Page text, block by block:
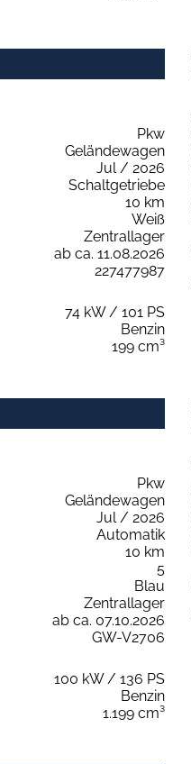
Pkw
Geländewagen
Jul / 2026
Schaltgetriebe
10 km
Weiß
Zentrallager
ab ca. 11.08.2026
227477987
74 kW / 101 PS
Benzin
199 cm³
Pkw
Geländewagen
Jul / 2026
Automatik
10 km
5
Blau
Zentrallager
ab ca. 07.10.2026
GW-V2706
100 kW / 136 PS
Benzin
1.199 cm³